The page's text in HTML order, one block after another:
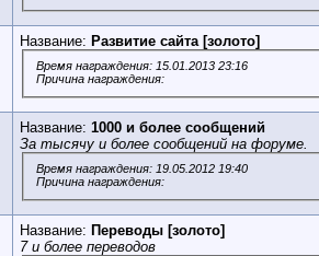
Название: Развитие сайта [золото]
Время награждения: 15.01.2013 23:16
Причина награждения:
Название: 1000 и более сообщений
За тысячу и более сообщений на форуме.
Время награждения: 19.05.2012 19:40
Причина награждения:
Название: Переводы [золото]
7 и более переводов